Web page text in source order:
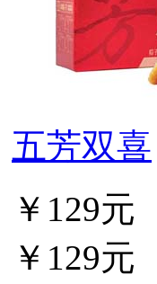
五芳双喜
￥129元
￥129元